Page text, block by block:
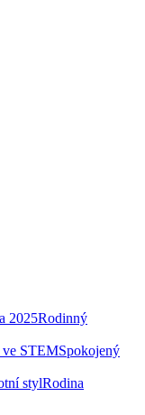
2025Rodinný
ve STEMSpokojený
stylRodina